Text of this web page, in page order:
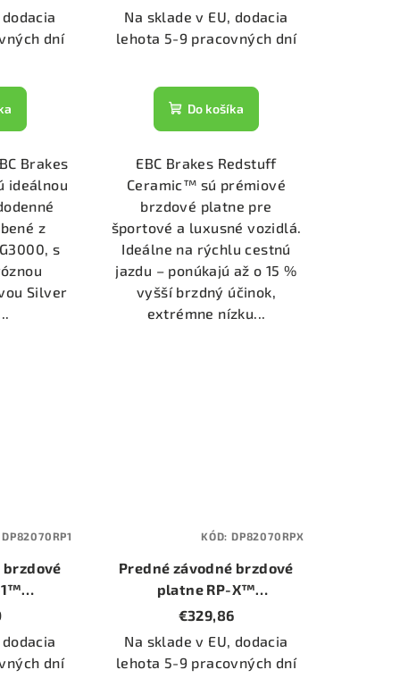
dní
Brakes
ideálnou
z
s
Silver
Na sklade v EU, dodacia
lehota 5-9 pracovných dní
Do košíka
EBC Brakes Redstuff
Ceramic™ sú prémiové
brzdové platne pre
športové a luxusné vozidlá.
Ideálne na rýchlu cestnú
jazdu – ponúkajú až o 15 %
vyšší brzdný účinok,
extrémne nízku...
brzdové
1™
dní
DP82070RP1
Predné závodné brzdové
platne RP-X™
(DP82070RPX)
€329,86
Na sklade v EU, dodacia
lehota 5-9 pracovných dní
KÓD: DP82070RPX